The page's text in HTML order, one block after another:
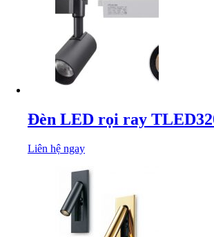
Đèn LED rọi ray
Liên hệ ngay